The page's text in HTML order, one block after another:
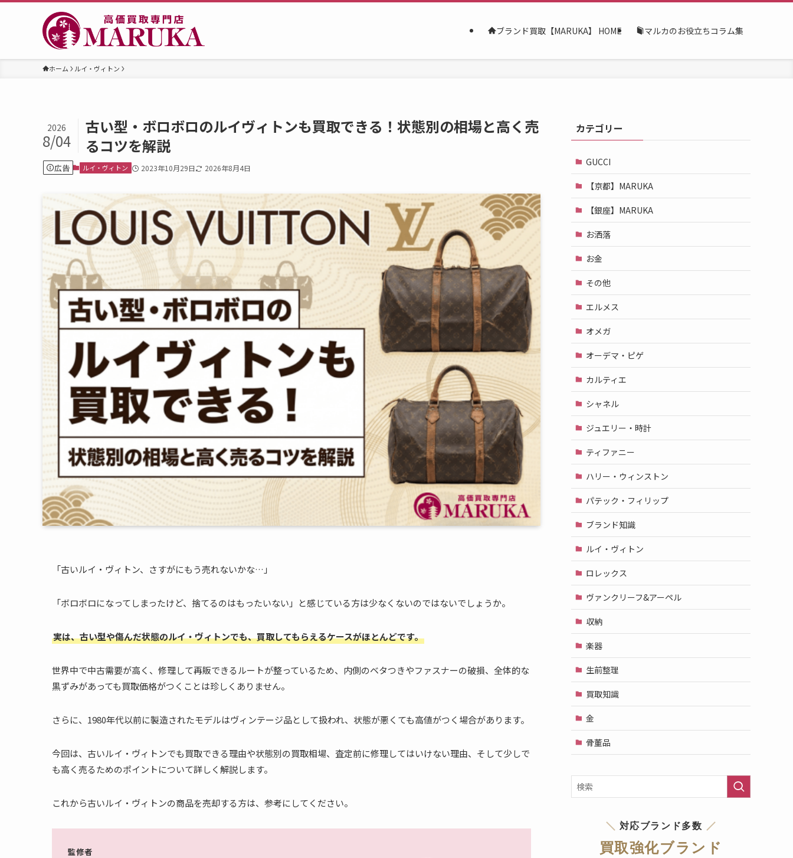
ブランド買取【MARUKA】 HOME マルカのお役立ちコラム集
ホーム ルイ・ヴィトン
古い型・ボロボロのルイヴィトンも買取できる！状態別の相場と高く売
るコツを解説
2026
8/04
広告 ルイ・ヴィトン 2023年10月29日 2026年8月4日
「古いルイ・ヴィトン、さすがにもう売れないかな…」
「ボロボロになってしまったけど、捨てるのはもったいない」と感じている方は少なくないのではないでしょうか。
実は、古い型や傷んだ状態のルイ・ヴィトンでも、買取してもらえるケースがほとんどです。
世界中で中古需要が高く、修理して再販できるルートが整っているため、内側のベタつきやファスナーの破損、全体的な
黒ずみがあっても買取価格がつくことは珍しくありません。
さらに、1980年代以前に製造されたモデルはヴィンテージ品として扱われ、状態が悪くても高値がつく場合があります。
今回は、古いルイ・ヴィトンでも買取できる理由や状態別の買取相場、査定前に修理してはいけない理由、そして少しで
も高く売るためのポイントについて詳しく解説します。
これから古いルイ・ヴィトンの商品を売却する方は、参考にしてください。
監修者
カテゴリー
GUCCI
【京都】MARUKA
【銀座】MARUKA
お洒落
お金
その他
エルメス
オメガ
オーデマ・ピゲ
カルティエ
シャネル
ジュエリー・時計
ティファニー
ハリー・ウィンストン
パテック・フィリップ
ブランド知識
ルイ・ヴィトン
ロレックス
ヴァンクリーフ&アーペル
収納
楽器
生前整理
買取知識
金
骨董品
対応ブランド多数
買取強化ブランド